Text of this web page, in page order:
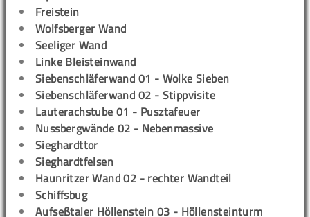
Freistein
Wolfsberger Wand
Seeliger Wand
Linke Bleisteinwand
Siebenschläferwand 01 - Wolke Sieben
Siebenschläferwand 02 - Stippvisite
Lauterachstube 01 - Pusztafeuer
Nussbergwände 02 - Nebenmassive
Sieghardttor
Sieghardtfelsen
Haunritzer Wand 02 - rechter Wandteil
Schiffsbug
Aufseßtaler Höllenstein 03 - Höllensteinturm